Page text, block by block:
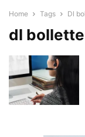
Home Tags Dl
dl bollette